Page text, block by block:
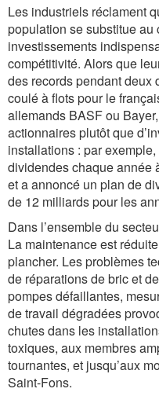
Les industriels réclament
population se substitue
investissements
compétitivité. Alors que
des records pendant deux
coulé à flots pour le
allemands BASF ou
actionnaires plutôt que
installations : par
dividendes chaque année
et a annoncé un plan de
de 12 milliards pour les
Dans l’ensemble du
La maintenance est
plancher. Les problèmes
de réparations de bric et
pompes défaillantes,
de travail dégradées
chutes dans les
toxiques, aux membres
tournantes, et jusqu’aux
Saint-Fons.